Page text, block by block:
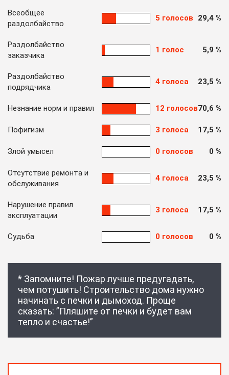
Всеобщее
раздолбайство
5 голосов 29,4 %
Раздолбайство
заказчика
1 голос 5,9 %
Раздолбайство
подрядчика
4 голоса 23,5 %
Незнание норм и правил 12 голосов70,6 %
Пофигизм 3 голоса 17,5 %
Злой умысел 0 голосов 0 %
Отсутствие ремонта и
обслуживания
4 голоса 23,5 %
Нарушение правил
эксплуатации
3 голоса 17,5 %
Судьба 0 голосов 0 %
* Запомните! Пожар лучше предугадать,
чем потушить! Строительство дома нужно
начинать с печки и дымоход. Проще
сказать: ”Пляшите от печки и будет вам
тепло и счастье!”